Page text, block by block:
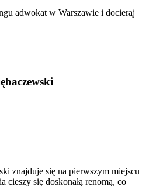
adwokat w Warszawie i docieraj
znajduje się na pierwszym miejscu
cieszy się doskonałą renomą, co